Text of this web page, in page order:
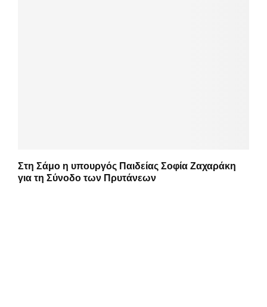
Στη Σάμο η υπουργός Παιδείας Σοφία Ζαχαράκη
για τη Σύνοδο των Πρυτάνεων